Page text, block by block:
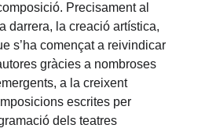
Precisament al
darrera, la creació artística,
s’ha començat a reivindicar
gràcies a nombroses
a la creixent
escrites per
dels teatres